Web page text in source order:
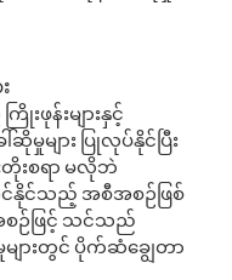
ဖုန်းများနှင့်
မှုများ ပြုလုပ်နိုင်ပြီး
စရာ မလိုဘဲ
နိုင်သည့် အစီအစဉ်ဖြစ်
စဉ်ဖြင့် သင်သည်
များတွင် ပိုက်ဆံချွေတာ